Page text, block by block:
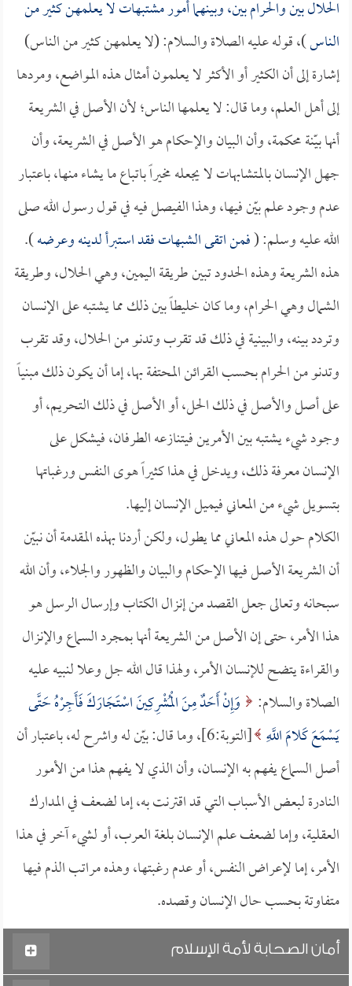
الحلال بين والحرام بين، وبينهما أمور مشتبهات لا يعلمهن كثير من
الناس)، قوله عليه الصلاة والسلام: (لا يعلمهن كثير من الناس)
إشارة إلى أن الكثير أو الأكثر لا يعلمون أمثال هذه المواضع، ومردها
إلى أهل العلم، وما قال: لا يعلمها الناس؛ لأن الأصل في الشريعة
أنها بيّنة محكمة، وأن البيان والإحكام هو الأصل في الشريعة، وأن
جهل الإنسان بالمتشابهات لا يجعله مخيراً باتباع ما يشاء منها، باعتبار
عدم وجود علم بيّن فيها، وهذا الفيصل فيه في قول رسول الله صلى
الله عليه وسلم: (فمن اتقى الشبهات فقد استبرأ لدينه وعرضه).
هذه الشريعة وهذه الحدود تبين طريقة اليمين، وهي الحلال، وطريقة
الشمال وهي الحرام، وما كان خليطاً بين ذلك مما يشتبه على الإنسان
وتردد بينه، والبينية في ذلك قد تقرب وتدنو من الحلال، وقد تقرب
وتدنو من الحرام بحسب القرائن المحتفة بها، إما أن يكون ذلك مبنياً
على أصل والأصل في ذلك الحل، أو الأصل في ذلك التحريم، أو
وجود شيء يشتبه بين الأمرين فيتنازعه الطرفان، فيشكل على
الإنسان معرفة ذلك، ويدخل في هذا كثيراً هوى النفس ورغباتها
بتسويل شيء من المعاني فيميل الإنسان إليها.
الكلام حول هذه المعاني مما يطول، ولكن أردنا بهذه المقدمة أن نبيّن
أن الشريعة الأصل فيها الإحكام والبيان والظهور والجلاء، وأن الله
سبحانه وتعالى جعل القصد من إنزال الكتاب وإرسال الرسل هو
هذا الأمر، حتى إن الأصل من الشريعة أنها بمجرد السماع والإنزال
والقراءة يتضح للإنسان الأمر، ولهذا قال الله جل وعلا لنبيه عليه
الصلاة والسلام:
وَإِنْ أَحَدٌ مِنَ الْمُشْرِكِينَ اسْتَجَارَكَ فَأَجِرْهُ حَتَّى
يَسْمَعَ كَلامَ اللَّهِ
[التوبة:6]، وما قال: بيّن له واشرح له، باعتبار أن
أصل السماع يفهم به الإنسان، وأن الذي لا يفهم هذا من الأمور
النادرة لبعض الأسباب التي قد اقترنت به، إما لضعف في المدارك
العقلية، وإما لضعف علم الإنسان بلغة العرب، أو لشيء آخر في هذا
الأمر، إما لإعراض النفس، أو عدم رغبتها، وهذه مراتب الذم فيها
متفاوتة بحسب حال الإنسان وقصده.
أمان الصحابة لأمة الإسلام